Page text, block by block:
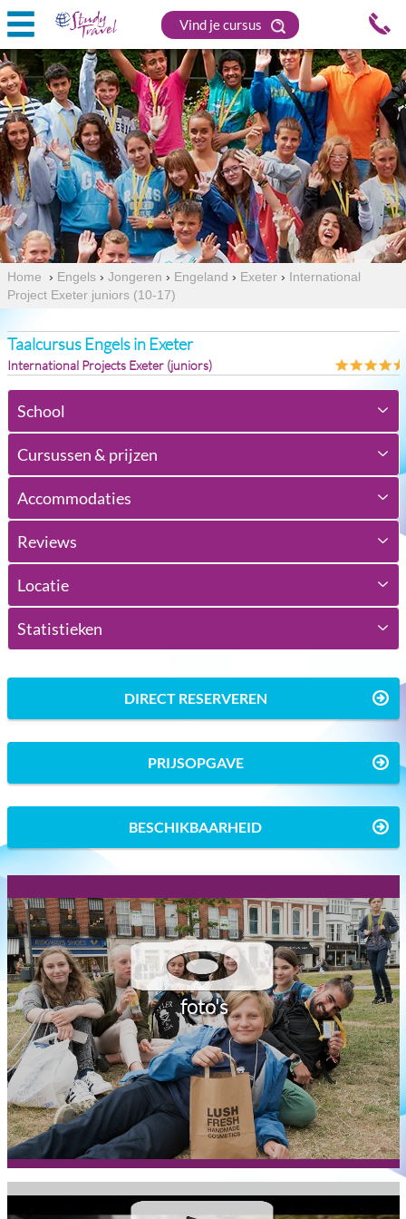
Vind je cursus
Home › Engels › Jongeren › Engeland › Exeter › International
Project Exeter juniors (10-17)
Taalcursus Engels in Exeter
International Projects Exeter (juniors)
School
Cursussen & prijzen
Accommodaties
Reviews
Locatie
Statistieken
DIRECT RESERVEREN
PRIJSOPGAVE
BESCHIKBAARHEID
foto's